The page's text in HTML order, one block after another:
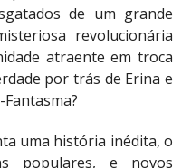
de um grande
revolucionária
atraente em troca
por trás de Erina e
uma história inédita, o
populares, e novos